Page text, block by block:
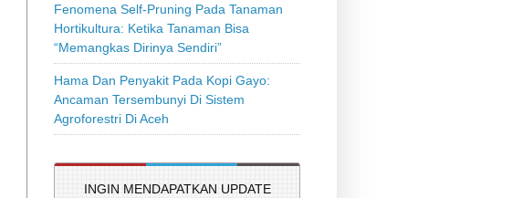
Fenomena Self-Pruning Pada Tanaman
Hortikultura: Ketika Tanaman Bisa
“Memangkas Dirinya Sendiri”
Hama Dan Penyakit Pada Kopi Gayo:
Ancaman Tersembunyi Di Sistem
Agroforestri Di Aceh
INGIN MENDAPATKAN UPDATE